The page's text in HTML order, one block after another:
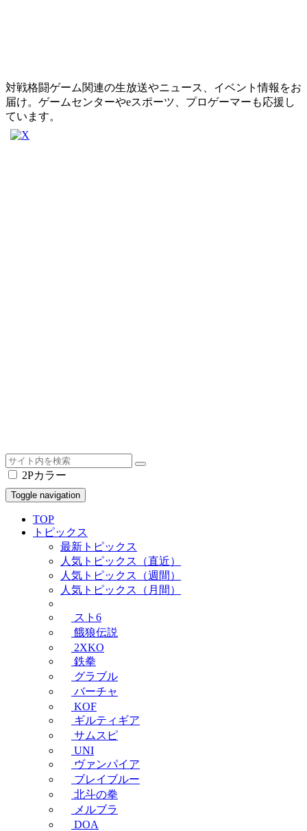
対戦格闘ゲーム関連の生放送やニュース、イベント情報をお
届け。ゲームセンターやeスポーツ、プロゲーマーも応援し
ています。
2Pカラー
Toggle navigation
TOP
トピックス
最新トピックス
人気トピックス（直近）
人気トピックス（週間）
人気トピックス（月間）
スト6
餓狼伝説
2XKO
鉄拳
グラブル
バーチャ
KOF
ギルティギア
サムスピ
UNI
ヴァンパイア
ブレイブルー
北斗の拳
メルブラ
DOA